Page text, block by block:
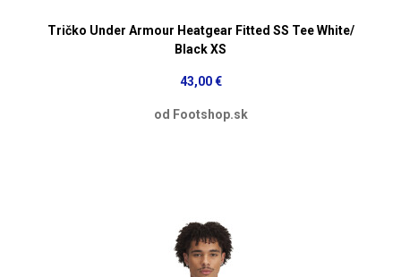
Tričko Under Armour Heatgear Fitted SS Tee White/
Black XS
43,00 €
od Footshop.sk